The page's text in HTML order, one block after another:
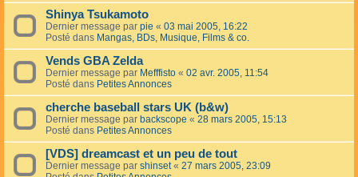
Shinya Tsukamoto
Dernier message par pie « 03 mai 2005, 16:22
Posté dans Mangas, BDs, Musique, Films & co.
Vends GBA Zelda
Dernier message par Mefffisto « 02 avr. 2005, 11:54
Posté dans Petites Annonces
cherche baseball stars UK (b&w)
Dernier message par backscope « 28 mars 2005, 15:13
Posté dans Petites Annonces
[VDS] dreamcast et un peu de tout
Dernier message par shinset« 27 mars 2005, 23:09